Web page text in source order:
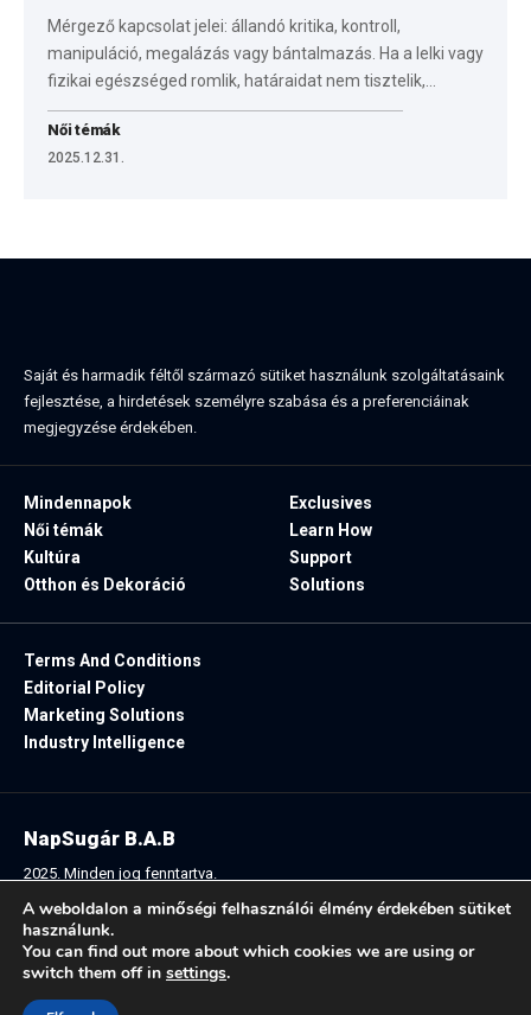
Mérgező kapcsolat jelei: állandó kritika, kontroll,
manipuláció, megalázás vagy bántalmazás. Ha a lelki vagy
fizikai egészséged romlik, határaidat nem tisztelik,…
Női témák
2025.12.31.
Saját és harmadik féltől származó sütiket használunk szolgáltatásaink
fejlesztése, a hirdetések személyre szabása és a preferenciáinak
megjegyzése érdekében.
Mindennapok
Női témák
Kultúra
Otthon és Dekoráció
Exclusives
Learn How
Support
Solutions
Terms And Conditions
Editorial Policy
Marketing Solutions
Industry Intelligence
Follow US:
NapSugár B.A.B
2025. Minden jog fenntartva.
A weboldalon a minőségi felhasználói élmény érdekében sütiket
használunk.
You can find out more about which cookies we are using or
switch them off in settings.